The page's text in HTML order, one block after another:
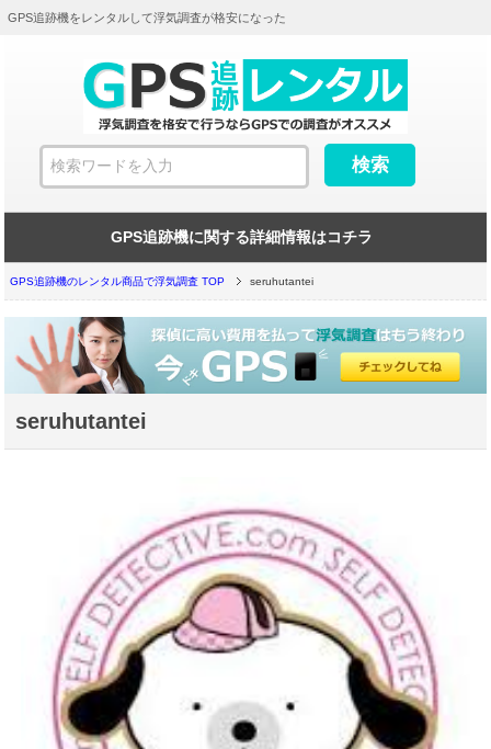
GPS追跡機をレンタルして浮気調査が格安になった
GPS追跡機に関する詳細情報はコチラ
GPS追跡機のレンタル商品で浮気調査 TOP seruhutantei
seruhutantei